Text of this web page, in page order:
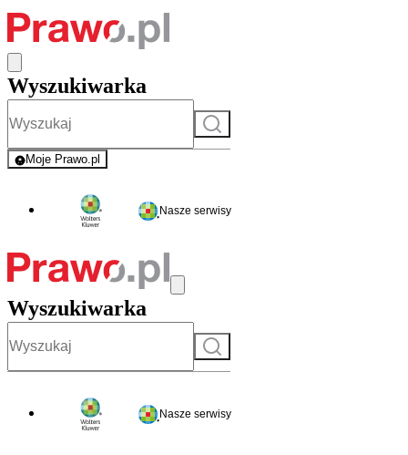
Wyszukiwarka
Szukaj
Moje Prawo.pl
- rejestracja i logowanie do serwisu
Nasze serwisy
Wyszukiwarka
Szukaj
Nasze serwisy